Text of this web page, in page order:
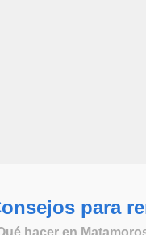
para
hacer en